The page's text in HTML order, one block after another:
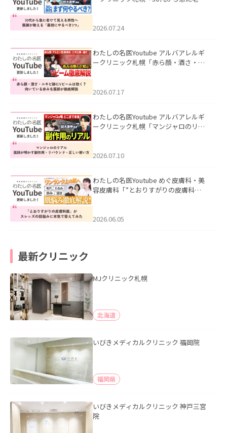
た。
2026.07.24
わたしの名医Youtube アルバアレルギ
ークリニック札幌「赤ら顔・酒さ・ニ
した。
2026.07.17
わたしの名医Youtube アルバアレルギ
ークリニック札幌「マンジャロのリア
た。
2026.07.10
わたしの名医Youtube めぐ皮膚科・美
容皮膚科「”とおりすがりの皮膚科
2026.06.05
最新クリニック
MJクリニック札幌
北海道
いびきメディカルクリニック 福岡院
福岡県
いびきメディカルクリニック 神戸三宮
院